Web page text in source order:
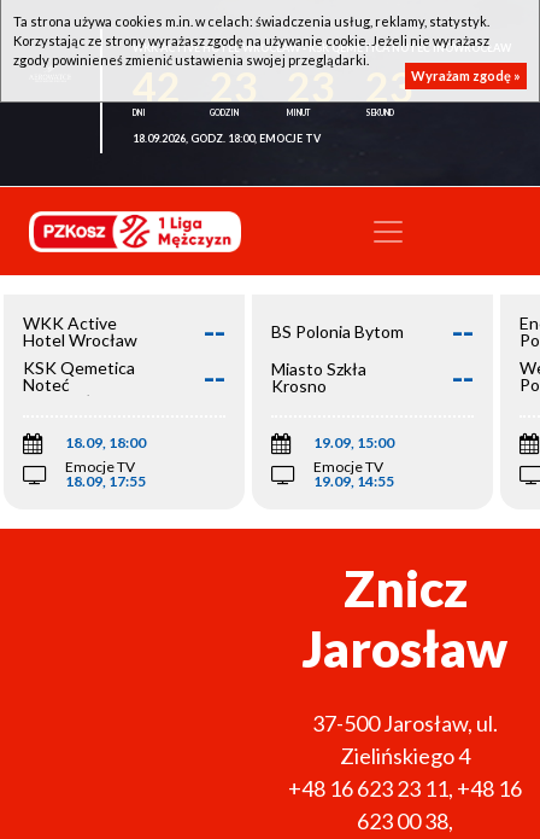
WKK ACTIVE HOTEL WROCŁAW - KSK QEMETICA NOTEĆ INOWROCŁAW
23
18.09.2026, GODZ. 18:00, EMOCJE TV
WKK Active
Hotel Wrocław
--
KSK Qemetica
Noteć
Inowrocław
--
18.09, 18:00
Emocje TV
18.09, 17:55
BS Polonia Bytom --
Miasto Szkła
Krosno
--
19.09, 15:00
Emocje TV
19.09, 14:55
Znicz
Jarosław
37-500Jarosław, ul.
Zielińskiego 4
+48 16 623 23 11, +48 16
623 00 38,
Ta strona używa cookies m.in. w celach: świadczenia usług, reklamy, statystyk.
Korzystając ze strony wyrażasz zgodę na używanie cookie. Jeżeli nie wyrażasz
zgody powinieneś zmienić ustawienia swojej przeglądarki.
Wyrażam zgodę »